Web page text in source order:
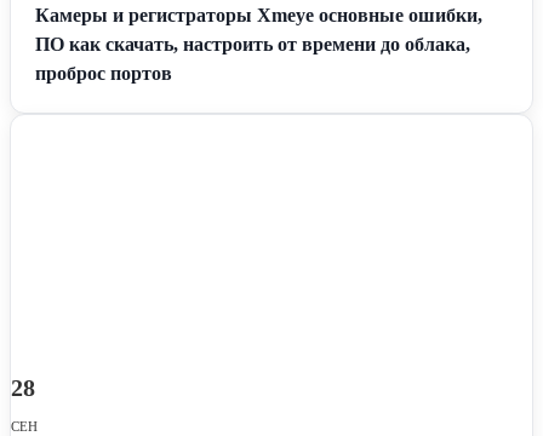
Камеры и регистраторы Xmeye основные ошибки,
ПО как скачать, настроить от времени до облака,
проброс портов
28
СЕН